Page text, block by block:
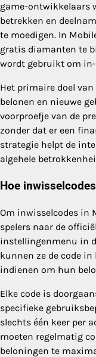
game-ontwikkelaars
betrekken en
te moedigen. In
gratis diamanten te
wordt gebruikt om
Het primaire doel van
belonen en nieuwe
voorproefje van de
zonder dat er een
strategie helpt de
algehele
Hoe
Om inwisselcodes in
spelers naar de
instellingenmenu in
kunnen ze de code in
indienen om hun
Elke code is
specifieke
slechts één keer per
moeten regelmatig
beloningen te